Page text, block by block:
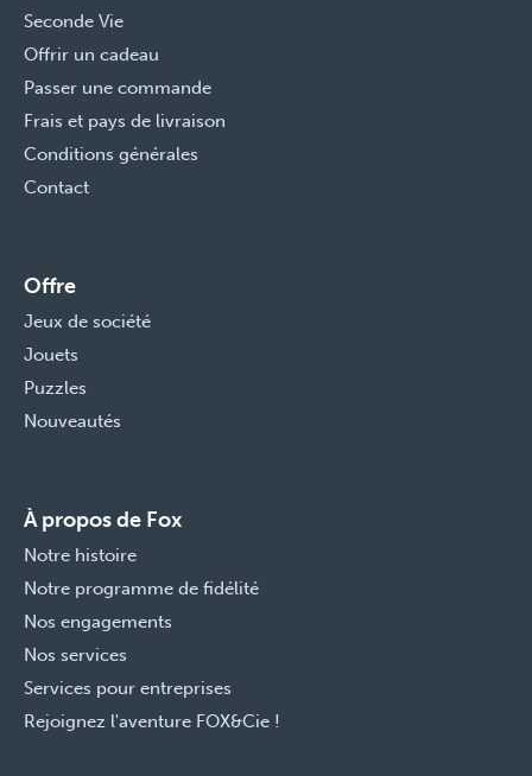
Seconde Vie
Offrir un cadeau
Passer une commande
Frais et pays de livraison
Conditions générales
Contact
Offre
Jeux de société
Jouets
Puzzles
Nouveautés
À propos de Fox
Notre histoire
Notre programme de fidélité
Nos engagements
Nos services
Services pour entreprises
Rejoignez l'aventure FOX&Cie !